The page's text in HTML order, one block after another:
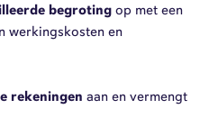
begrotingop met een
werkingskosten en
rekeningen aan en vermengt